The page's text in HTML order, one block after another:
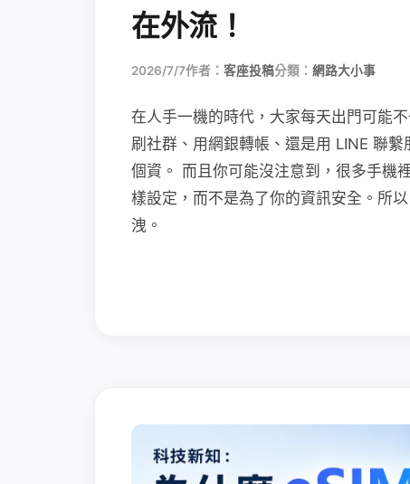
在外流！
2026/7/7作者： 客座投稿分類： 網路大小事
在人手一機的時代，大家每天出門可能
刷社群、用網銀轉帳、還是用 LINE 聯
個資。 而且你可能沒注意到，很多手機
樣設定，而不是為了你的資訊安全。所
洩。